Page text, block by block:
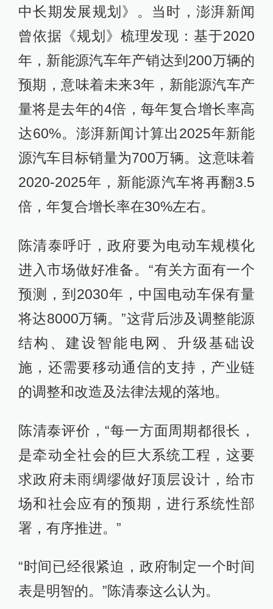
中长期发展规划》。当时，澎湃新闻
曾依据《规划》梳理发现：基于2020
年，新能源汽车年产销达到200万辆的
预期，意味着未来3年，新能源汽车产
量将是去年的4倍，每年复合增长率高
达60%。澎湃新闻计算出2025年新能
源汽车目标销量为700万辆。这意味着
2020-2025年，新能源汽车将再翻3.5
倍，年复合增长率在30%左右。
陈清泰呼吁，政府要为电动车规模化
进入市场做好准备。“有关方面有一个
预测，到2030年，中国电动车保有量
将达8000万辆。”这背后涉及调整能源
结构、建设智能电网、升级基础设
施，还需要移动通信的支持，产业链
的调整和改造及法律法规的落地。
陈清泰评价，“每一方面周期都很长，
是牵动全社会的巨大系统工程，这要
求政府未雨绸缪做好顶层设计，给市
场和社会应有的预期，进行系统性部
署，有序推进。”
“时间已经很紧迫，政府制定一个时间
表是明智的。”陈清泰这么认为。